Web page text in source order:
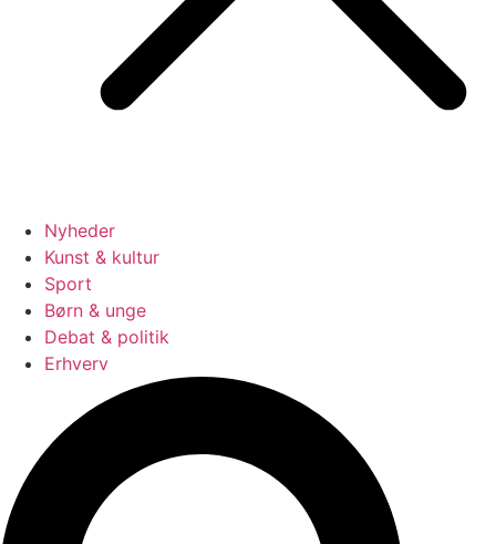
Nyheder
Kunst & kultur
Sport
Børn & unge
Debat & politik
Erhverv